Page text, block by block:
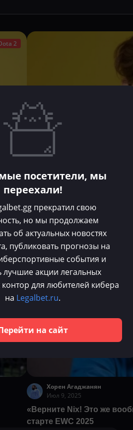
2
Владислав Долгов
Nix назвал игрока,
2
Хорен Агаджанян
Июл 9, 2025
«Верните Nix! Это же
старте EWC 2025
посетители, мы
переехали!
прекратил свою
но мы продолжаем
об актуальных новостях
публиковать прогнозы на
события и
лучшие акции легальных
контор для любителей кибера
на Legalbet.ru.
на сайт